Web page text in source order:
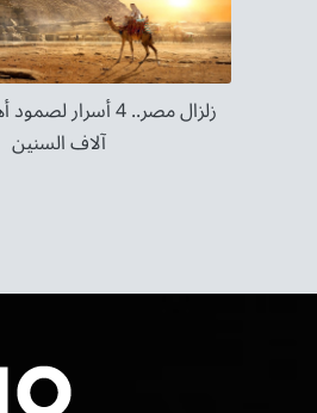
زلزال مصر.. 4 أسرار
آلاف السنين